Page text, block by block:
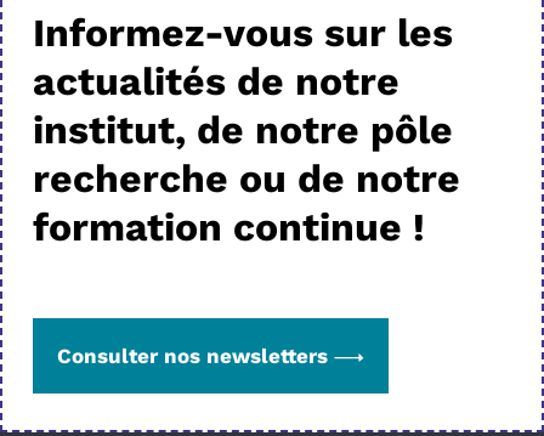
Informez-vous sur les
actualités de notre
institut, de notre pôle
recherche ou de notre
formation continue !
Consulter nos newsletters